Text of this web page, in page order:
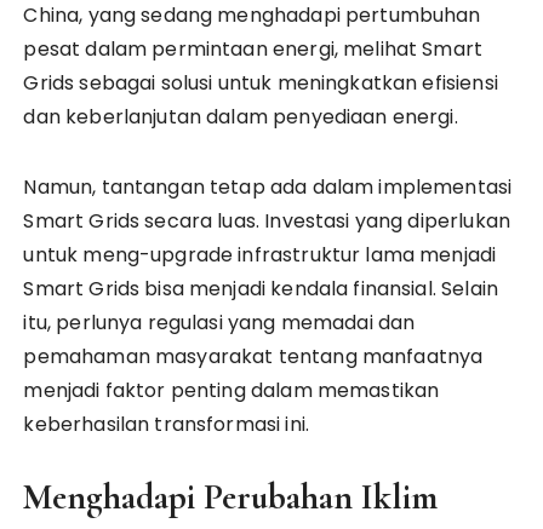
China, yang sedang menghadapi pertumbuhan
pesat dalam permintaan energi, melihat Smart
Grids sebagai solusi untuk meningkatkan efisiensi
dan keberlanjutan dalam penyediaan energi.
Namun, tantangan tetap ada dalam implementasi
Smart Grids secara luas. Investasi yang diperlukan
untuk meng-upgrade infrastruktur lama menjadi
Smart Grids bisa menjadi kendala finansial. Selain
itu, perlunya regulasi yang memadai dan
pemahaman masyarakat tentang manfaatnya
menjadi faktor penting dalam memastikan
keberhasilan transformasi ini.
Menghadapi Perubahan Iklim